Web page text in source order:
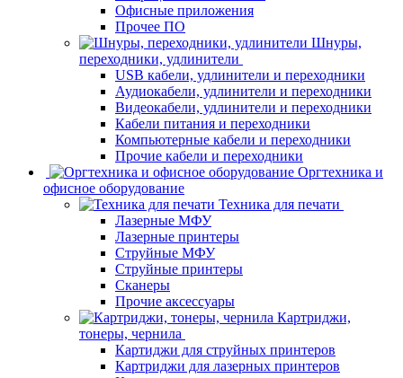
Офисные приложения
Прочее ПО
Шнуры,
переходники, удлинители
USB кабели, удлинители и переходники
Аудиокабели, удлинители и переходники
Видеокабели, удлинители и переходники
Кабели питания и переходники
Компьютерные кабели и переходники
Прочие кабели и переходники
Оргтехника и
офисное оборудование
Техника для печати
Лазерные МФУ
Лазерные принтеры
Струйные МФУ
Струйные принтеры
Сканеры
Прочие аксессуары
Картриджи,
тонеры, чернила
Картиджи для струйных принтеров
Картриджи для лазерных принтеров